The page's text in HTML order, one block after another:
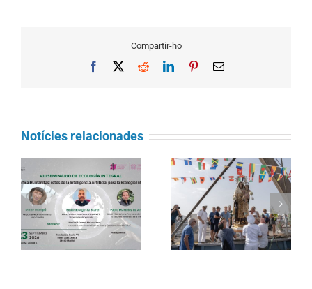
Compartir-ho
Facebook RedditLinkedInPinterestEmail
Notícies relacionades
La processó marítima
de la Mare de Déu del
Carme torna a omplir la
Barceloneta
Càritas Barcelona
acompanya més de
4.100 persones en el
dispositiu extraordinari
de regularització